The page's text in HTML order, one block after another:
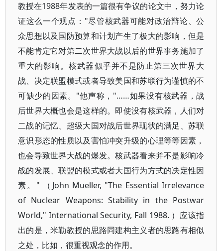
教授在1988年发表的一篇很有争议的论文中，努力论
证这么一个观点："尽管核武器可能对政治辩论、公
众思想以及国防预算和计划产生了极大的影响，但是
不能肯定它对第二次世界大战以后的世界事务施加了
重大的影响。核武器似乎并不是防止第三次世界大
战、决定联盟模式或者导致美国和苏联行为谨慎的不
可缺少的因素。"他声称，"……如果没有核武器，战
后世界大概也会是这样的。即使没有核武器，人们对
二战的记忆、超级大国对战后世界现状的满足、苏联
意识形态的性质以及害怕冲突升级的心理等等因素，
也会导致世界大战的爆发。核武器看来并不是影响冷
战的发展、联盟的模式或者大国行为方式的决定性因
素。" （John Mueller, "The Essential Irrelevance
of Nuclear Weapons: Stability in the Postwar
World," International Security, Fall 1988. ）应该指
出的是，米勒教授的思路同建构主义者的思路有相似
之处，比如，很重视观念的作用。